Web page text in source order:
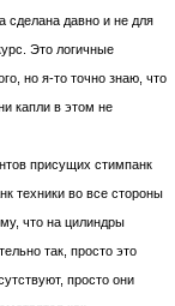
сделана давно и не для
Это логичные
но я-то точно знаю, что
капли в этом не
присущих стимпанк
техники во все стороны
что на цилиндры
так, просто это
просто они